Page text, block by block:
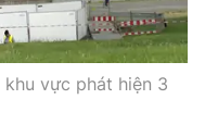
vực phát hiện 3